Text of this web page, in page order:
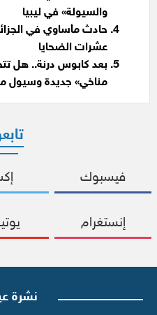
والسيولة» في ليبيا
حادث مأساوي في
عشرات الضحايا
بعد كابوس درنة.. هل
مناخي» جديدة وسيول
فيسبوك
إنستغرام
نشرة